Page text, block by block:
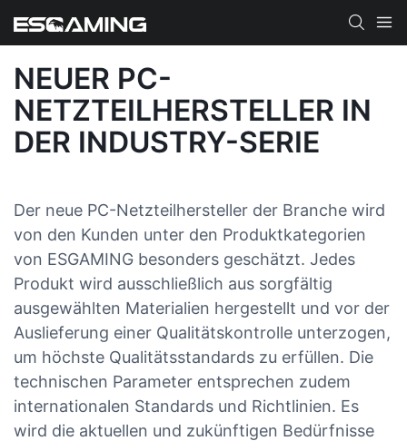
NEUER PC-
NETZTEILHERSTELLER IN
DER INDUSTRY-SERIE
Der neue PC-Netzteilhersteller der Branche wird
von den Kunden unter den Produktkategorien
von ESGAMING besonders geschätzt. Jedes
Produkt wird ausschließlich aus sorgfältig
ausgewählten Materialien hergestellt und vor der
Auslieferung einer Qualitätskontrolle unterzogen,
um höchste Qualitätsstandards zu erfüllen. Die
technischen Parameter entsprechen zudem
internationalen Standards und Richtlinien. Es
wird die aktuellen und zukünftigen Bedürfnisse